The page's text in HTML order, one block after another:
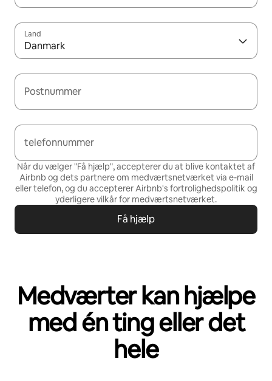
Land
Danmark
Postnummer
telefonnummer
Når du vælger "Få hjælp", accepterer du at blive kontaktet af
Airbnb og dets partnere om medværtsnetværket via e-mail
eller telefon, og du accepterer Airbnb's fortrolighedspolitik og
yderligere vilkår for medværtsnetværket.
Få hjælp
Medværter kan hjælpe
med én ting eller det
hele